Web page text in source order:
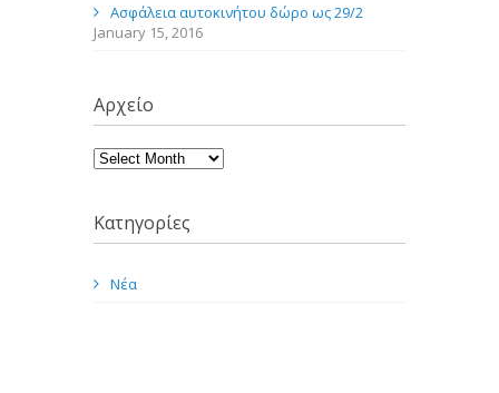
Ασφάλεια αυτοκινήτου δώρο ως 29/2
January 15, 2016
Αρχείο
Κατηγορίες
Νέα